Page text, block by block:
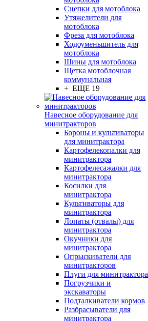
Сцепки для мотоблока
Утяжелители для
мотоблока
Фреза для мотоблока
Ходоуменьшитель для
мотоблока
Шины для мотоблока
Щетка мотоблочная
коммунальная
+ ЕЩЕ 19
Навесное оборудование для
минитракторов
Бороны и культиваторы
для минитрактора
Картофелекопалки для
минитрактора
Картофелесажалки для
минитрактора
Косилки для
минитрактора
Культиваторы для
минитрактора
Лопаты (отвалы) для
минитрактора
Окучники для
минитрактора
Опрыскиватели для
минитракторов
Плуги для минитрактора
Погрузчики и
экскаваторы
Подталкиватели кормов
Разбрасыватели для
минитрактора